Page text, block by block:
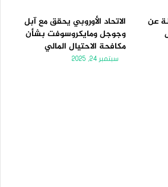
عن
الاتحاد الأوروبي يحقق مع آبل
وجوجل ومايكروسوفت بشأن
مكافحة الاحتيال المالي
سبتمبر 24, 2025